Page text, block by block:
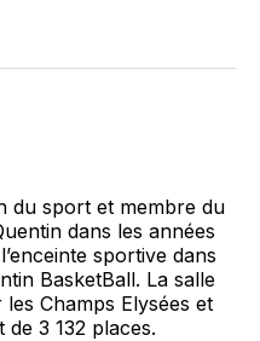
du sport et membre du
dans les années
sportive dans
BasketBall. La salle
Champs Elysées et
3 132 places.